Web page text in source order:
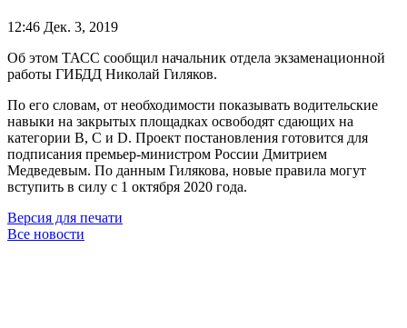
12:46 Дек. 3, 2019
Об этом ТАСС сообщил начальник отдела экзаменационной
работы ГИБДД Николай Гиляков.
По его словам, от необходимости показывать водительские
навыки на закрытых площадках освободят сдающих на
категории B, C и D. Проект постановления готовится для
подписания премьер-министром России Дмитрием
Медведевым. По данным Гилякова, новые правила могут
вступить в силу с 1 октября 2020 года.
Версия для печати
Все новости